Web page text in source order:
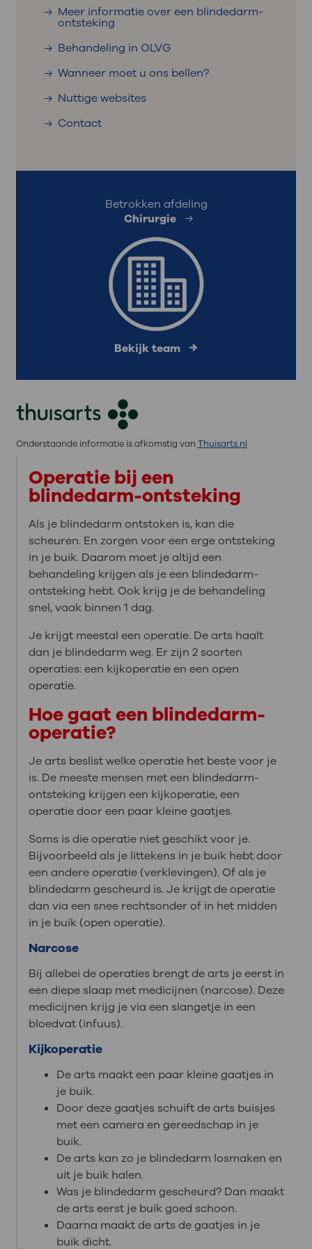
Meer informatie over een blindedarm-
ontsteking
Behandeling in OLVG
Wanneer moet u ons bellen?
Nuttige websites
Contact
Betrokken afdeling
Chirurgie
Bekijk team
Onderstaande informatie is afkomstig van Thuisarts.nl
Operatie bij een
blindedarm-ontsteking
Als je blindedarm ontstoken is, kan die
scheuren. En zorgen voor een erge ontsteking
in je buik. Daarom moet je altijd een
behandeling krijgen als je een blindedarm-
ontsteking hebt. Ook krijg je de behandeling
snel, vaak binnen 1 dag.
Je krijgt meestal een operatie. De arts haalt
dan je blindedarm weg. Er zijn 2 soorten
operaties: een kijkoperatie en een open
operatie.
Hoe gaat een blindedarm-
operatie?
Je arts beslist welke operatie het beste voor je
is. De meeste mensen met een blindedarm-
ontsteking krijgen een kijkoperatie, een
operatie door een paar kleine gaatjes.
Soms is die operatie niet geschikt voor je.
Bijvoorbeeld als je littekens in je buik hebt door
een andere operatie (verklevingen). Of als je
blindedarm gescheurd is. Je krijgt de operatie
dan via een snee rechtsonder of in het midden
in je buik (open operatie).
Narcose
Bij allebei de operaties brengt de arts je eerst in
een diepe slaap met medicijnen (narcose). Deze
medicijnen krijg je via een slangetje in een
bloedvat (infuus).
Kijkoperatie
De arts maakt een paar kleine gaatjes in
je buik.
Door deze gaatjes schuift de arts buisjes
met een camera en gereedschap in je
buik.
De arts kan zo je blindedarm losmaken en
uit je buik halen.
Was je blindedarm gescheurd? Dan maakt
de arts eerst je buik goed schoon.
Daarna maakt de arts de gaatjes in je
buik dicht.